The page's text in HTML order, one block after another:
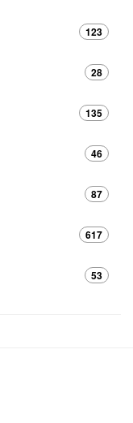
123
28
135
46
87
617
53